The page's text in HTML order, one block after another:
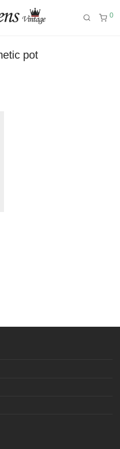
0
pot